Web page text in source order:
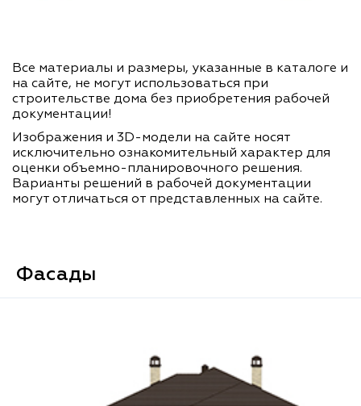
Все материалы и размеры, указанные в каталоге и
на сайте, не могут использоваться при
строительстве дома без приобретения рабочей
документации!
Изображения и 3D-модели на сайте носят
исключительно ознакомительный характер для
оценки объемно-планировочного решения.
Варианты решений в рабочей документации
могут отличаться от представленных на сайте.
Фасады